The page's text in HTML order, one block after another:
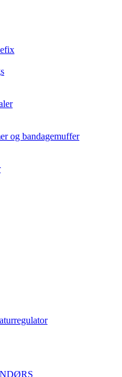
og bandagemuffer